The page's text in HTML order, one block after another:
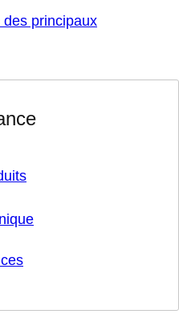
principaux